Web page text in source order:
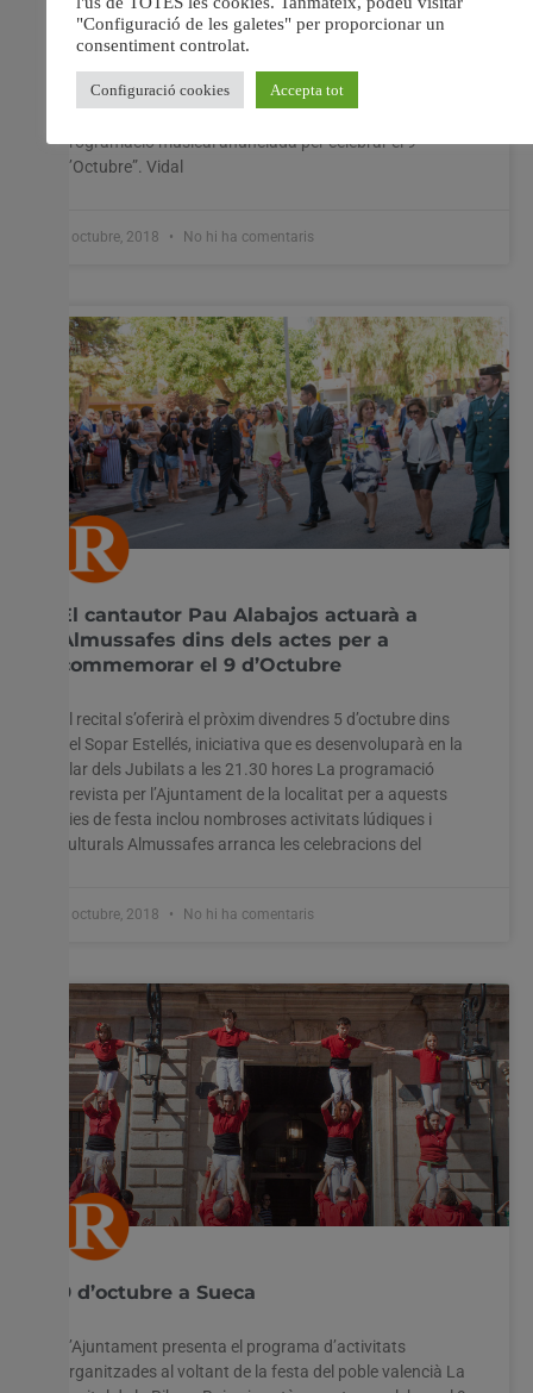
Vidal: “És un dia per a tots i no per a uns pocs; pagat per
política municipal de Ciutadans (Cs) d’Alzira, Miguel
programació musical anunciada per celebrar el 9
d’Octubre”. Vidal
3 octubre, 2018 No hi ha comentaris
El cantautor Pau Alabajos actuarà a
Almussafes dins dels actes per a
commemorar el 9 d’Octubre
El recital s’oferirà el pròxim divendres 5 d’octubre dins
del Sopar Estellés, iniciativa que es desenvoluparà en la
Llar dels Jubilats a les 21.30 hores La programació
prevista per l’Ajuntament de la localitat per a aquests
dies de festa inclou nombroses activitats lúdiques i
culturals Almussafes arranca les celebracions del
3 octubre, 2018 No hi ha comentaris
9 d’octubre a Sueca
L’Ajuntament presenta el programa d’activitats
organitzades al voltant de la festa del poble valencià La